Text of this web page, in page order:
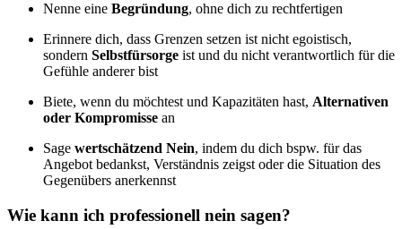
Nenne eine Begründung, ohne dich zu rechtfertigen
Erinnere dich, dass Grenzen setzen ist nicht egoistisch,
sondern Selbstfürsorge ist und du nicht verantwortlich für die
Gefühle anderer bist
Biete, wenn du möchtest und Kapazitäten hast, Alternativen
oder Kompromisse an
Sage wertschätzend Nein, indem du dich bspw. für das
Angebot bedankst, Verständnis zeigst oder die Situation des
Gegenübers anerkennst
Wie kann ich professionell nein sagen?